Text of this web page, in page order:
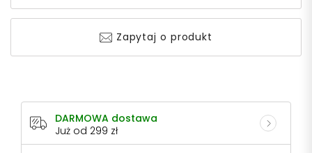
Zapytaj o produkt
DARMOWA dostawa
Już od 299 zł